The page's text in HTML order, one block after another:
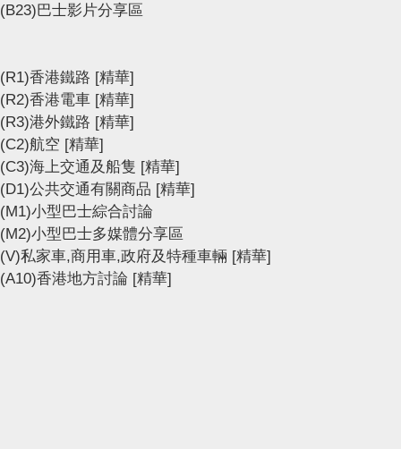
(B23)巴士影片分享區
(R1)香港鐵路 [精華]
(R2)香港電車 [精華]
(R3)港外鐵路 [精華]
(C2)航空 [精華]
(C3)海上交通及船隻 [精華]
(D1)公共交通有關商品 [精華]
(M1)小型巴士綜合討論
(M2)小型巴士多媒體分享區
(V)私家車,商用車,政府及特種車輛 [精華]
(A10)香港地方討論 [精華]